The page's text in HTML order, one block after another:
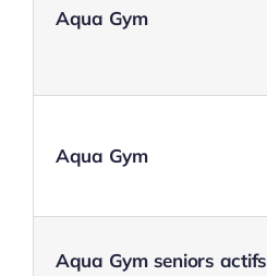
Aqua Gym
Aqua Gym
Aqua Gym seniors actifs